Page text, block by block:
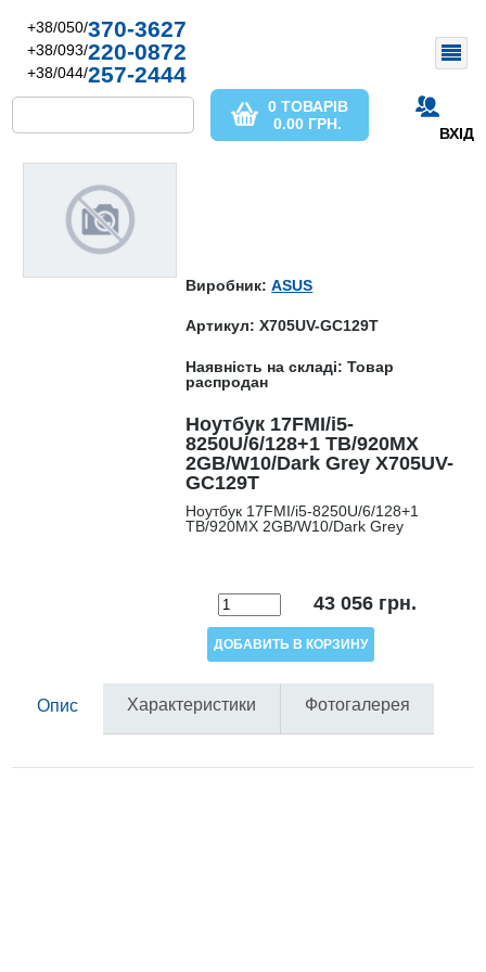
+38/050/370-3627
+38/093/220-0872
+38/044/257-2444
ВХІД
0 ТОВАРІВ
0.00 ГРН.
Виробник:ASUS
Артикул: X705UV-GC129T
Наявність на складі: Товар
распродан
Ноутбук 17FMI/i5-
8250U/6/128+1 TB/920MX
2GB/W10/Dark Grey X705UV-
GC129T
Ноутбук 17FMI/i5-8250U/6/128+1
TB/920MX 2GB/W10/Dark Grey
43 056 грн.
Опис Характеристики Фотогалерея